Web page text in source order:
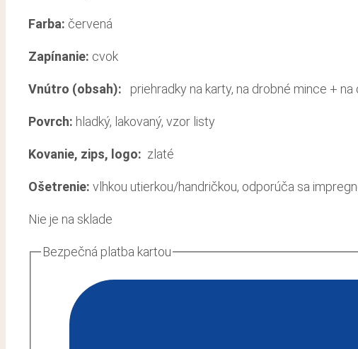
Farba: červená
Zapínanie: cvok
Vnútro (obsah): priehradky na karty, na drobné mince +
Povrch: hladký, lakovaný, vzor listy
Kovanie, zips, logo: zlaté
Ošetrenie: vlhkou utierkou/handričkou, odporúča sa
Nie je na sklade
Bezpečná platba kartou